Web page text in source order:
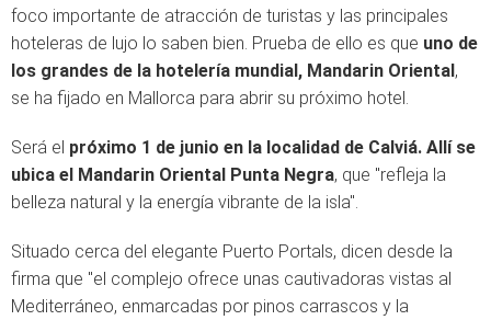
foco importante de atracción de turistas y las principales
hoteleras de lujo lo saben bien. Prueba de ello es que uno de
los grandes de la hotelería mundial, Mandarin Oriental,
se ha fijado en Mallorca para abrir su próximo hotel.
Será el próximo 1 de junio en la localidad de Calviá. Allí se
ubica el Mandarin Oriental Punta Negra, que "refleja la
belleza natural y la energía vibrante de la isla".
Situado cerca del elegante Puerto Portals, dicen desde la
firma que "el complejo ofrece unas cautivadoras vistas al
Mediterráneo, enmarcadas por pinos carrascos y la